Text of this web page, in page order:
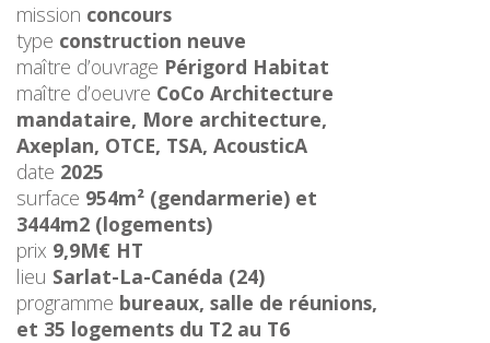
mission concours
type construction neuve
maître d’ouvrage Périgord Habitat
maître d’oeuvre CoCo Architecture
mandataire, More architecture,
Axeplan, OTCE, TSA, AcousticA
date 2025
surface 954m² (gendarmerie) et
3444m2 (logements)
prix 9,9M€ HT
lieu Sarlat-La-Canéda (24)
programme bureaux, salle de réunions,
et 35 logements du T2 au T6